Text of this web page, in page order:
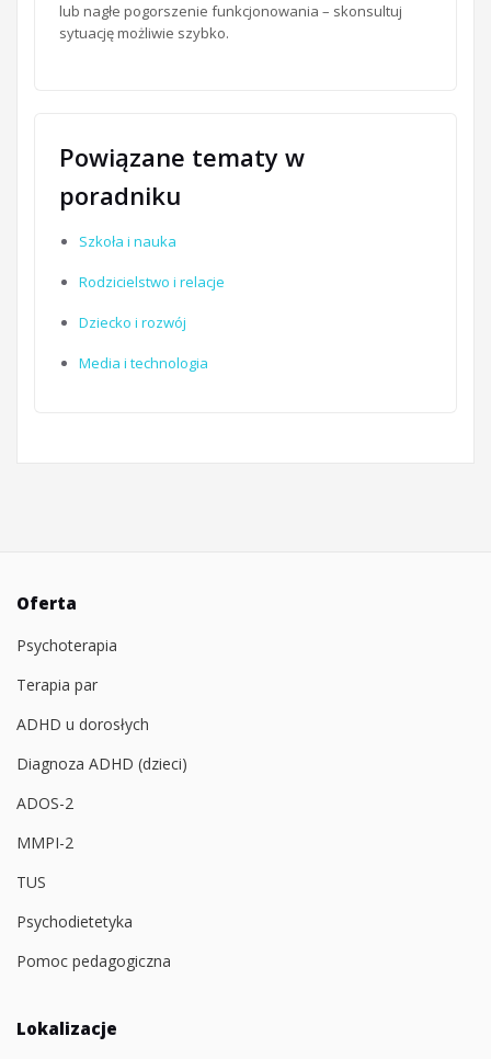
lub nagłe pogorszenie funkcjonowania – skonsultuj
sytuację możliwie szybko.
Powiązane tematy w
poradniku
Szkoła i nauka
Rodzicielstwo i relacje
Dziecko i rozwój
Media i technologia
Oferta
Psychoterapia
Terapia par
ADHD u dorosłych
Diagnoza ADHD (dzieci)
ADOS-2
MMPI-2
TUS
Psychodietetyka
Pomoc pedagogiczna
Lokalizacje